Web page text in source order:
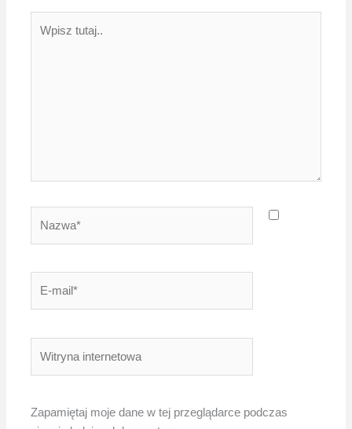
tutaj..
internetowa
Zapamiętaj moje dane w tej przeglądarce podczas